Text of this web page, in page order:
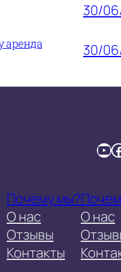
30/
аренда
30/
YouTube Facebook
Почему мы?
О нас
Отзывы
Контакты
О нас